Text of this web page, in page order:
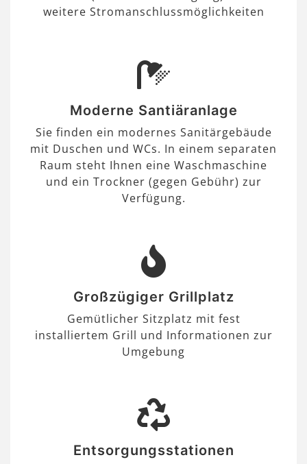
weitere Stromanschlussmöglichkeiten
Moderne Santiäranlage
Sie finden ein modernes Sanitärgebäude
mit Duschen und WCs. In einem separaten
Raum steht Ihnen eine Waschmaschine
und ein Trockner (gegen Gebühr) zur
Verfügung.
Großzügiger Grillplatz
Gemütlicher Sitzplatz mit fest
installiertem Grill und Informationen zur
Umgebung
Entsorgungsstationen